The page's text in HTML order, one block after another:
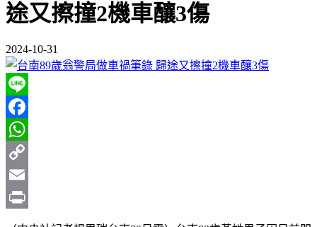
途又擦撞2機車釀3傷
2024-10-31
Line
Facebook
WhatsApp
Copy
Link
Email